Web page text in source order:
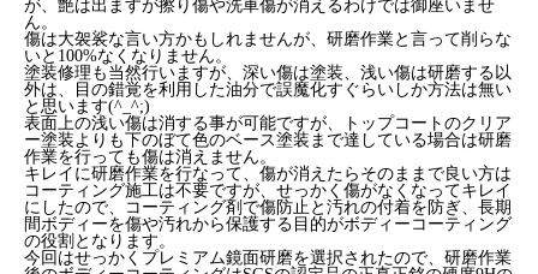
が、艶は出ますが擦り傷や洗車傷が消えるわけでは御座いませ
ん。
傷は大袈裟な言い方かもしれませんが、研磨作業と言って削らな
いと100%なくなりません。
塗装修理も当然行いますが、深い傷は塗装、浅い傷は研磨する以
外は、目の錯覚を利用した油分で誤魔化すぐらいしか方法は無い
と思います(^_^;)
表面上の浅い傷は消する事が可能ですが、トップコートのクリア
ー塗装よりも下のぼて色のベース塗装まで達している場合は研磨
作業を行っても傷は消えません。
キレイに研磨作業を行なって、傷が消えたらそのままで良い方は
コーティング施工は不要ですが、せっかく傷がなくなってキレイ
にしたので、コーティング剤で傷防止と汚れの付着を防ぎ、長期
間ボディーを傷や汚れから保護する目的がボディーコーティング
の役割となります。
今回はせっかくプレミアム鏡面研磨を選択されたので、研磨作業